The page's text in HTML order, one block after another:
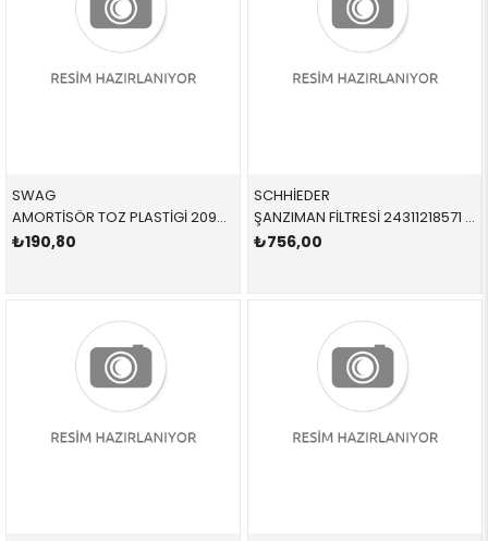
SWAG
AMORTİSÖR TOZ PLASTİGİ 20931538 31331091868 31331091868 E39 2.0,2.5,3.0 ÖN SAĞ-SOL 1996-2002
₺190,80
SCHHİEDER
ŞANZIMAN FİLTRESİ 24311218571 24311218571 24311218571 E31,E32,E34 M20 1981-1991
₺756,00